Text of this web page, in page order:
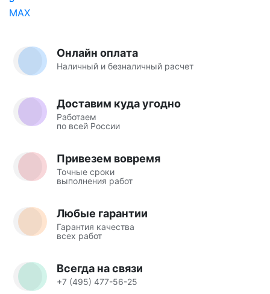
Онлайн оплата
Наличный и безналичный расчет
Доставим куда угодно
Работаем
по всей России
Привезем вовремя
Точные сроки
выполнения работ
Любые гарантии
Гарантия качества
всех работ
Всегда на связи
+7 (495) 477-56-25